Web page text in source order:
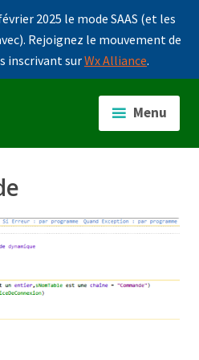
2025 le mode SAAS (et les
Rejoignez le mouvement de
inscrivant surWx Alliance.
Menu